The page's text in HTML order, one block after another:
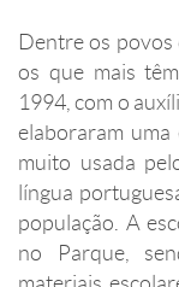
Dentre os povos
os que mais
1994, com o
elaboraram uma
muito usada
língua
população. A
no Parque,